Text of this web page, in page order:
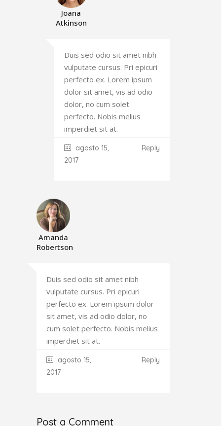
Joana
Atkinson
Duis sed odio sit amet nibh
vulputate cursus. Pri epicuri
perfecto ex. Lorem ipsum
dolor sit amet, vis ad odio
dolor, no cum solet
perfecto. Nobis melius
imperdiet sit at.
agosto 15,
2017
Reply
Amanda
Robertson
Duis sed odio sit amet nibh
vulputate cursus. Pri epicuri
perfecto ex. Lorem ipsum dolor
sit amet, vis ad odio dolor, no
cum solet perfecto. Nobis melius
imperdiet sit at.
agosto 15,
2017
Reply
Post a Comment